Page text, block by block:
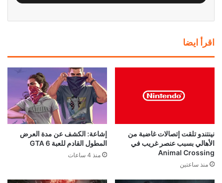
اقرأ ايضا
نينتندو تلقت إتصالات غاضبة من
الأهالي بسبب عنصر غريب في
Animal Crossing
منذ ساعتين
إشاعة: الكشف عن مدة العرض
المطول القادم للعبة GTA 6
منذ 4 ساعات